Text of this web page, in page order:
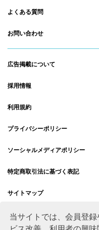
当サイトでは、会員登
よくある質問
お問い合わせ
広告掲載について
採用情報
利用規約
プライバシーポリシー
ソーシャルメディアポリシー
特定商取引法に基づく表記
サイトマップ